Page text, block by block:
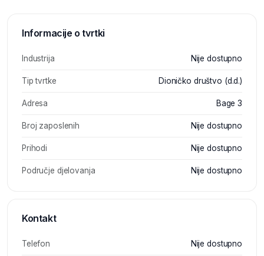
Informacije o tvrtki
Industrija Nije dostupno
Tip tvrtke Dioničko društvo (d.d.)
Adresa Bage 3
Broj zaposlenih Nije dostupno
Prihodi Nije dostupno
Područje djelovanja Nije dostupno
Kontakt
Telefon Nije dostupno